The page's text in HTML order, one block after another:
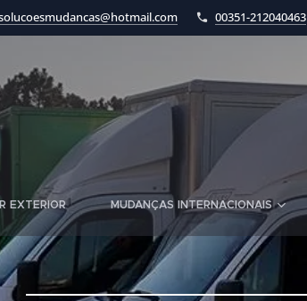
00351-212040463
EXTERIOR MUDANÇAS INTERNACIONAIS